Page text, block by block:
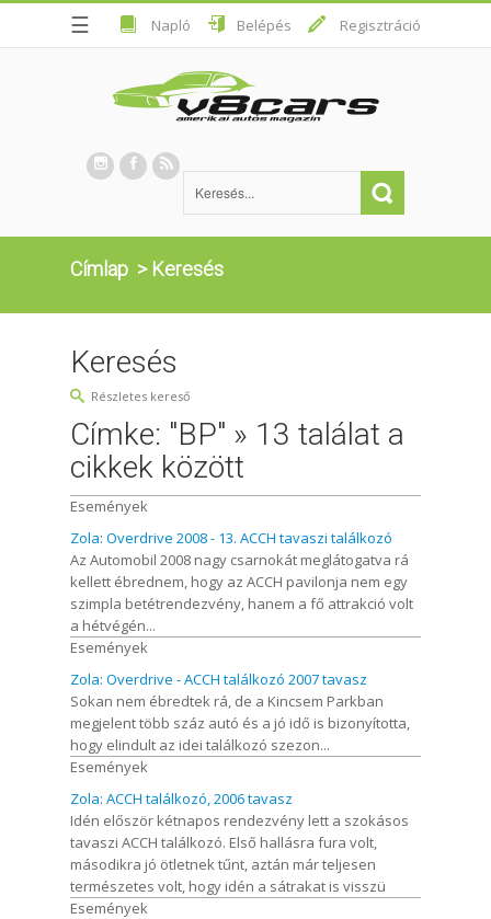
☰ Napló Belépés Regisztráció
Címlap > Keresés
Keresés
Részletes kereső
Címke: "BP" » 13 találat a
cikkek között
Események
Zola: Overdrive 2008 - 13. ACCH tavaszi találkozó
Az Automobil 2008 nagy csarnokát meglátogatva rá
kellett ébrednem, hogy az ACCH pavilonja nem egy
szimpla betétrendezvény, hanem a fő attrakció volt
a hétvégén...
Események
Zola: Overdrive - ACCH találkozó 2007 tavasz
Sokan nem ébredtek rá, de a Kincsem Parkban
megjelent több száz autó és a jó idő is bizonyította,
hogy elindult az idei találkozó szezon...
Események
Zola: ACCH találkozó, 2006 tavasz
Idén először kétnapos rendezvény lett a szokásos
tavaszi ACCH találkozó. Első hallásra fura volt,
másodikra jó ötletnek tűnt, aztán már teljesen
természetes volt, hogy idén a sátrakat is visszü
Események